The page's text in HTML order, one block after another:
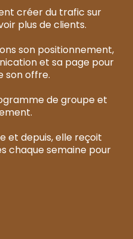
créer du trafic sur
plus de clients.
son positionnement,
et sa page pour
son offre.
de groupe et
et depuis, elle reçoit
chaque semaine pour